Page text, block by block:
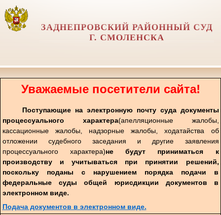
ЗАДНЕПРОВСКИЙ РАЙОННЫЙ СУД
Г. СМОЛЕНСКА
Уважаемые посетители сайта!
Поступающие на электронную почту суда документы
процессуального характера(апелляционные жалобы,
кассационные жалобы, надзорные жалобы, ходатайства об
отложении судебного заседания и другие заявления
процессуального характера)не будут приниматься к
производству и учитываться при принятии решений,
поскольку поданы с нарушением порядка подачи в
федеральные суды общей юрисдикции документов в
электронном виде.
Подача документов в электронном виде.